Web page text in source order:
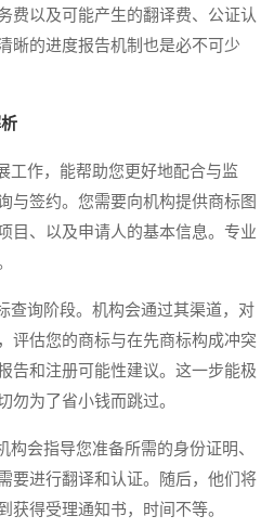
费以及可能产生的翻译费、公证认
晰的进度报告机制也是必不可少
作，能帮助您更好地配合与监
与签约。您需要向机构提供商标图
目、以及申请人的基本信息。专业
询阶段。机构会通过其渠道，对
评估您的商标与在先商标构成冲突
告和注册可能性建议。这一步能极
勿为了省小钱而跳过。
会指导您准备所需的身份证明、
要进行翻译和认证。随后，他们将
获得受理通知书，时间不等。